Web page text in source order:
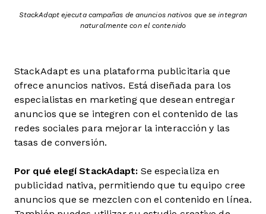
StackAdapt ejecuta campañas de anuncios nativos que se integran
naturalmente con el contenido
StackAdapt es una plataforma publicitaria que
ofrece anuncios nativos. Está diseñada para los
especialistas en marketing que desean entregar
anuncios que se integren con el contenido de las
redes sociales para mejorar la interacción y las
tasas de conversión.
Por qué elegí StackAdapt: Se especializa en
publicidad nativa, permitiendo que tu equipo cree
anuncios que se mezclen con el contenido en línea.